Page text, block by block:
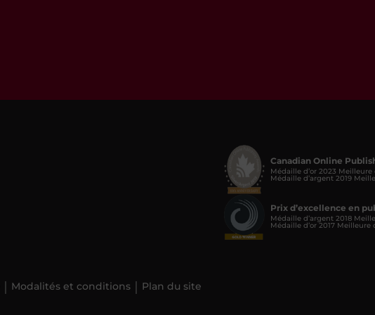
Modalités et conditions Plan du site
Canadian Online
Médaille d’or 2023
Médaille d’argent 2019
Prix d’excellence en
Médaille d’argent 2018
Médaille d’or 2017 Meilleure